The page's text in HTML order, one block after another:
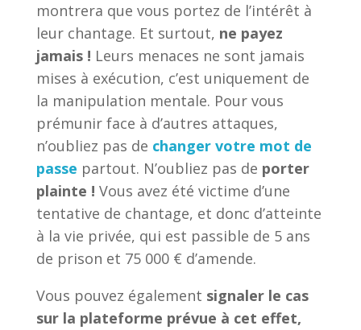
montrera que vous portez de l’intérêt à
leur chantage. Et surtout, ne payez
jamais ! Leurs menaces ne sont jamais
mises à exécution, c’est uniquement de
la manipulation mentale. Pour vous
prémunir face à d’autres attaques,
n’oubliez pas de changer votre mot de
passe partout. N’oubliez pas de porter
plainte ! Vous avez été victime d’une
tentative de chantage, et donc d’atteinte
à la vie privée, qui est passible de 5 ans
de prison et 75 000 € d’amende.
Vous pouvez également signaler le cas
sur la plateforme prévue à cet effet,